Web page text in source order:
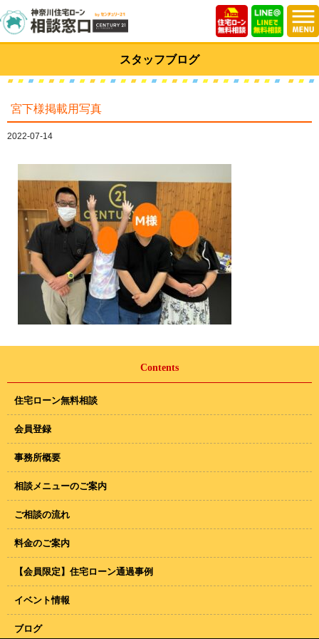
スタッフブログ
宮下様掲載用写真
2022-07-14
Contents
住宅ローン無料相談
会員登録
事務所概要
相談メニューのご案内
ご相談の流れ
料金のご案内
【会員限定】住宅ローン通過事例
イベント情報
ブログ